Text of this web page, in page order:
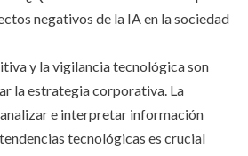
negativos de la IA en la sociedad
y la vigilancia tecnológica son
la estrategia corporativa. La
e interpretar información
tecnológicas es crucial